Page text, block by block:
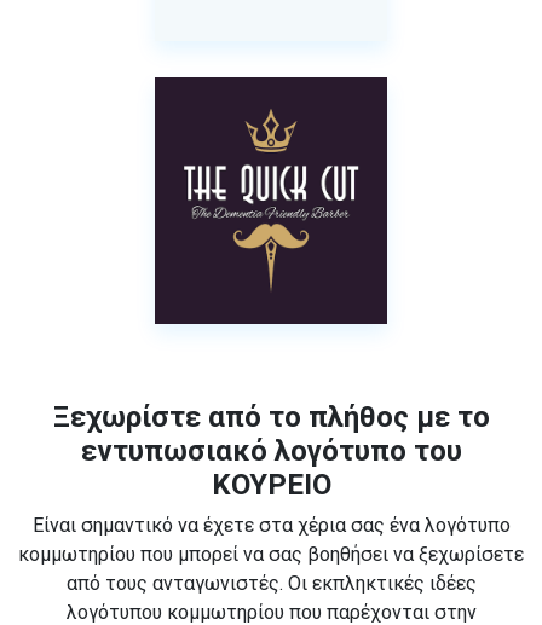
Ξεχωρίστε από το πλήθος με το
εντυπωσιακό λογότυπο του
ΚΟΥΡΕΙΟ
Είναι σημαντικό να έχετε στα χέρια σας ένα λογότυπο
κομμωτηρίου που μπορεί να σας βοηθήσει να ξεχωρίσετε
από τους ανταγωνιστές. Οι εκπληκτικές ιδέες
λογότυπου κομμωτηρίου που παρέχονται στην